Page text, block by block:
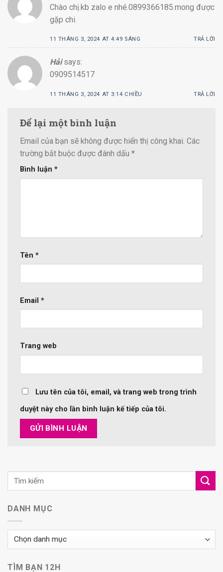
Chào chị.kb zalo e nhé.0899366185.mong được
gặp chi.
11 THÁNG 3, 2024 AT 4:49 SÁNG TRẢ LỜI
Hải says:
0909514517
11 THÁNG 3, 2024 AT 3:14 CHIỀU TRẢ LỜI
Để lại một bình luận
Email của bạn sẽ không được hiển thị công khai. Các
trường bắt buộc được đánh dấu *
Bình luận *
Tên *
Email *
Trang web
Lưu tên của tôi, email, và trang web trong trình
duyệt này cho lần bình luận kế tiếp của tôi.
DANH MỤC
Danh
TÌM BẠN 12H